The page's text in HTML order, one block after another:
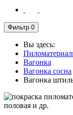
Фильтр 0
Вы здесь:
Вагонка
Вагонка сосна
Вагонка